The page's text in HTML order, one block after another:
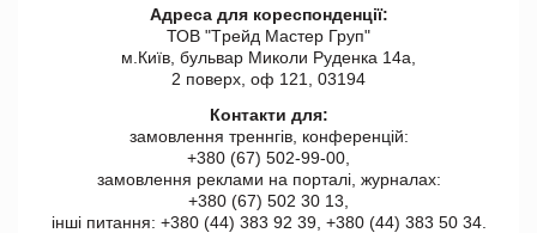
Адреса для кореспонденції:
ТОВ "Tрейд Мастер Груп"
м.Київ, бульвар Миколи Руденка 14а,
2 поверх, оф 121, 03194
Контакти для:
замовлення треннгів, конференцій:
+380 (67) 502-99-00,
замовлення реклами на порталі, журналах:
+380 (67) 502 30 13,
інші питання: +380 (44) 383 92 39, +380 (44) 383 50 34.